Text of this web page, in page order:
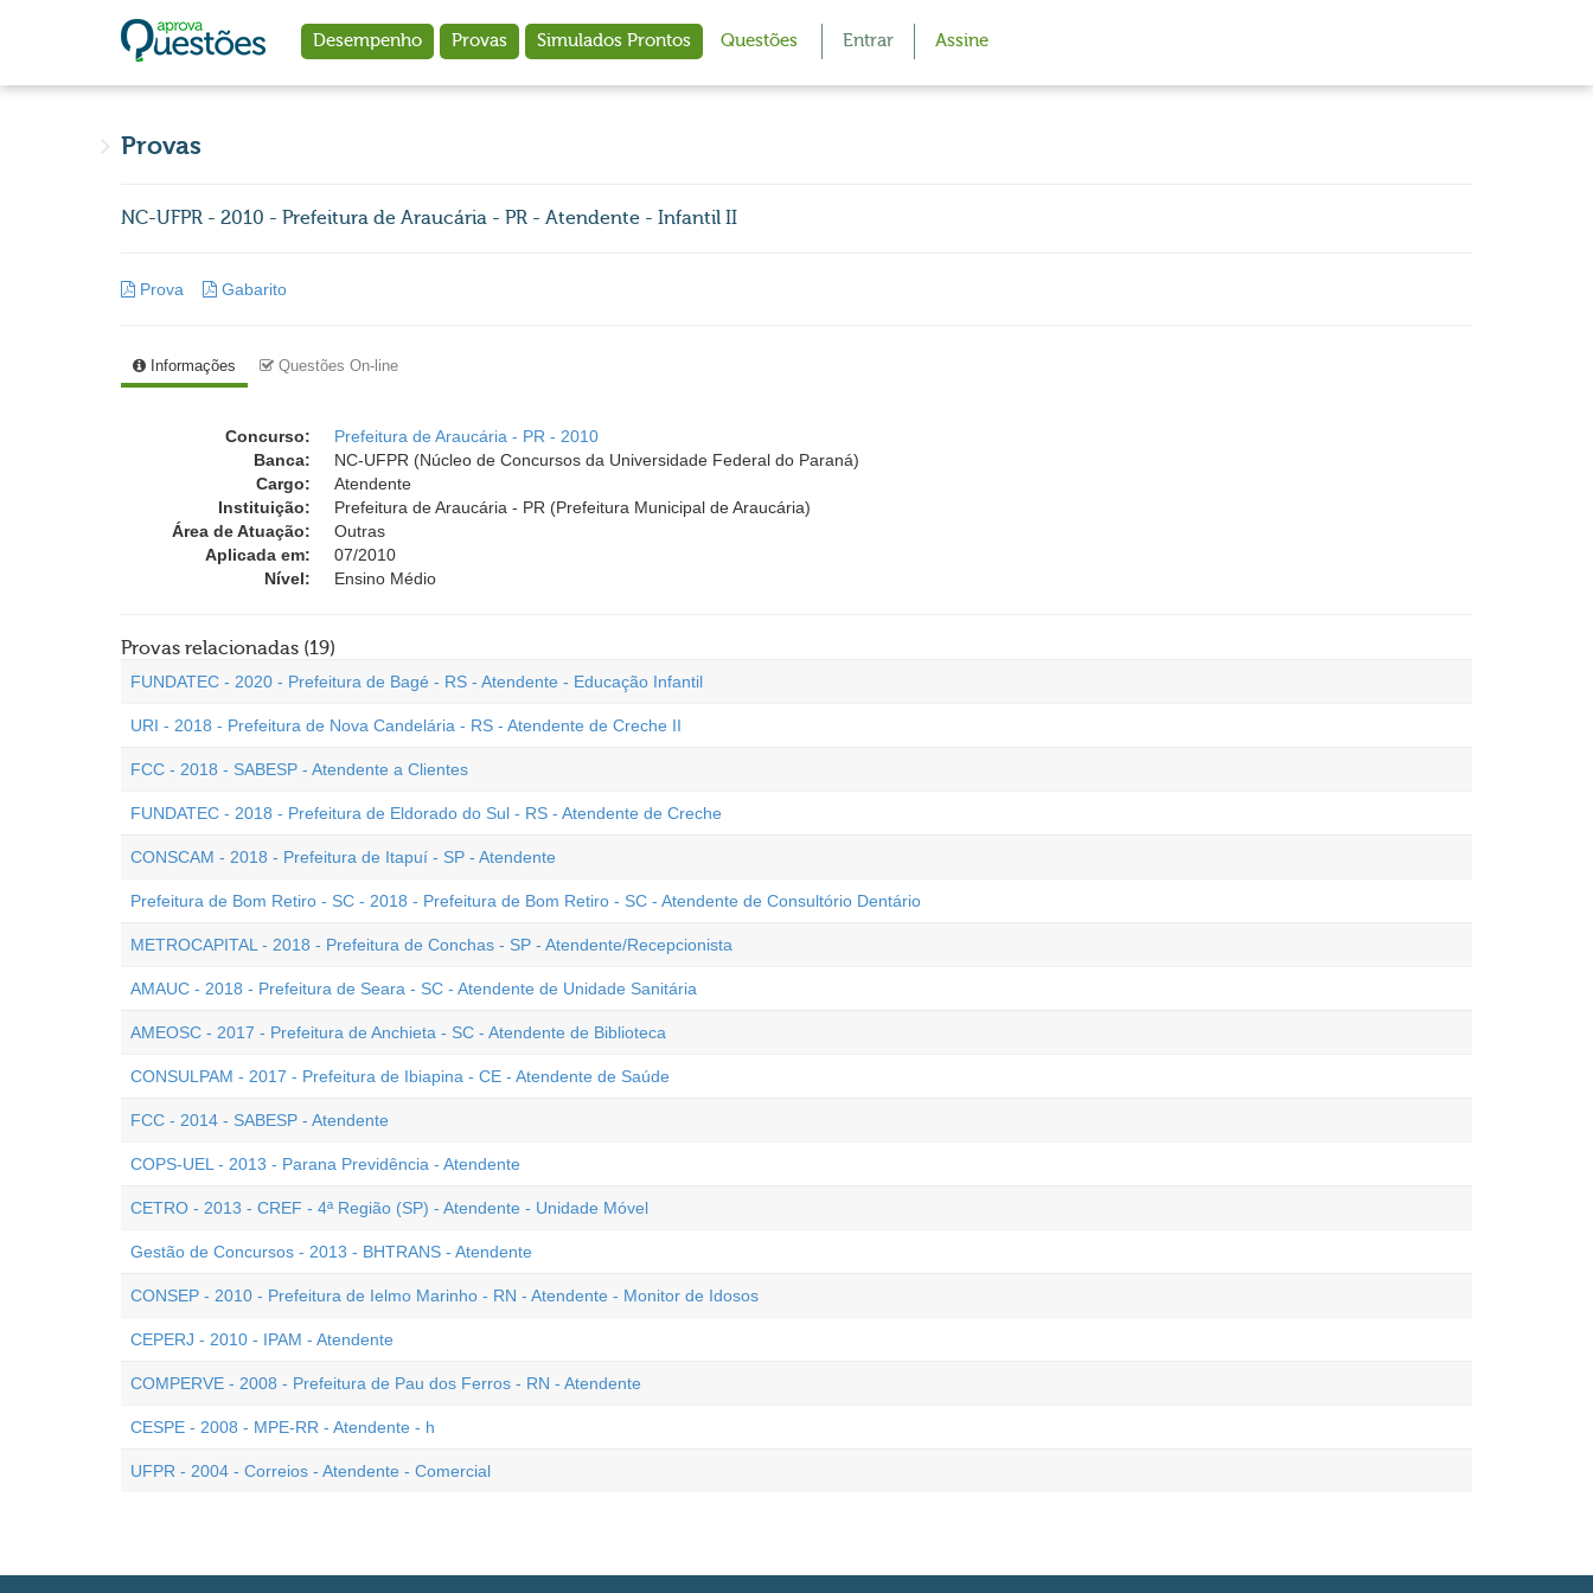
Desempenho Provas Simulados Prontos Questões Entrar Assine
Provas
NC-UFPR - 2010 - Prefeitura de Araucária - PR - Atendente - Infantil II
Prova Gabarito
Informações Questões On-line
Concurso:
Prefeitura de Araucária - PR - 2010
Banca:
NC-UFPR (Núcleo de Concursos da Universidade Federal do Paraná)
Cargo:
Atendente
Instituição:
Prefeitura de Araucária - PR (Prefeitura Municipal de Araucária)
Área de Atuação:
Outras
Aplicada em:
07/2010
Nível:
Ensino Médio
Provas relacionadas (19)
FUNDATEC - 2020 - Prefeitura de Bagé - RS - Atendente - Educação Infantil
URI - 2018 - Prefeitura de Nova Candelária - RS - Atendente de Creche II
FCC - 2018 - SABESP - Atendente a Clientes
FUNDATEC - 2018 - Prefeitura de Eldorado do Sul - RS - Atendente de Creche
CONSCAM - 2018 - Prefeitura de Itapuí - SP - Atendente
Prefeitura de Bom Retiro - SC - 2018 - Prefeitura de Bom Retiro - SC - Atendente de Consultório Dentário
METROCAPITAL - 2018 - Prefeitura de Conchas - SP - Atendente/Recepcionista
AMAUC - 2018 - Prefeitura de Seara - SC - Atendente de Unidade Sanitária
AMEOSC - 2017 - Prefeitura de Anchieta - SC - Atendente de Biblioteca
CONSULPAM - 2017 - Prefeitura de Ibiapina - CE - Atendente de Saúde
FCC - 2014 - SABESP - Atendente
COPS-UEL - 2013 - Parana Previdência - Atendente
CETRO - 2013 - CREF - 4ª Região (SP) - Atendente - Unidade Móvel
Gestão de Concursos - 2013 - BHTRANS - Atendente
CONSEP - 2010 - Prefeitura de Ielmo Marinho - RN - Atendente - Monitor de Idosos
CEPERJ - 2010 - IPAM - Atendente
COMPERVE - 2008 - Prefeitura de Pau dos Ferros - RN - Atendente
CESPE - 2008 - MPE-RR - Atendente - h
UFPR - 2004 - Correios - Atendente - Comercial